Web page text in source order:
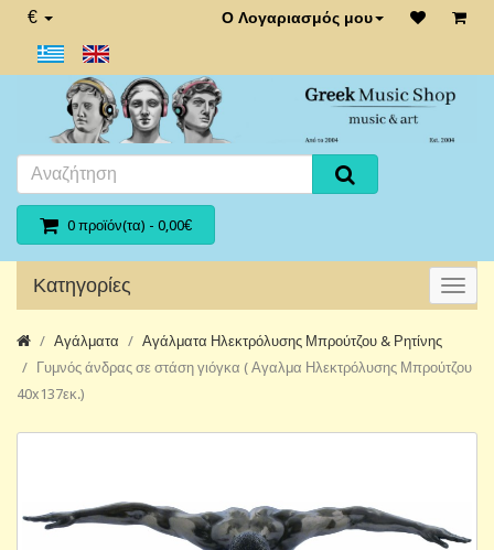
€ Ο Λογαριασμός μου
0 προϊόν(τα) - 0,00€
Κατηγορίες
Αγάλματα
Αγάλματα Ηλεκτρόλυσης Μπρούτζου & Ρητίνης
Γυμνός άνδρας σε στάση γιόγκα ( Αγαλμα Ηλεκτρόλυσης Μπρούτζου
40x137εκ.)